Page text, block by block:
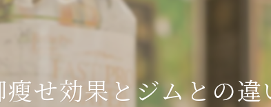
痩身
ダイエット
巻き肩・猫背・ストレートネック
せ効果とジムとの違